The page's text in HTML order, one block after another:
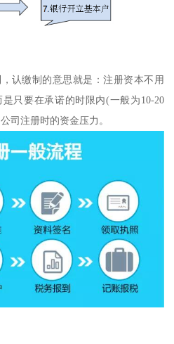
认缴制的意思就是：注册资本不用
只要在承诺的时限内(一般为10-20
司注册时的资金压力。